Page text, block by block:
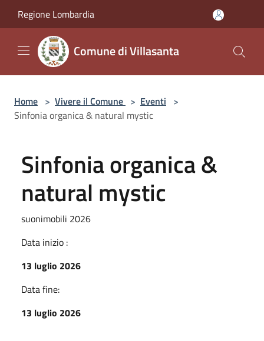
Regione Lombardia
Comune di Villasanta
Home > Vivere il Comune > Eventi >
Sinfonia organica & natural mystic
Sinfonia organica &
natural mystic
suonimobili 2026
Data inizio :
13 luglio 2026
Data fine:
13 luglio 2026